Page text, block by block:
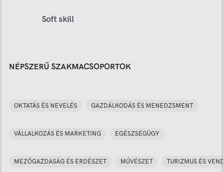
Soft skill
NÉPSZERŰ SZAKMACSOPORTOK
OKTATÁS ÉS NEVELÉS GAZDÁLKODÁS ÉS MENEDZSMENT
VÁLLALKOZÁS ÉS MARKETING EGÉSZSÉGÜGY
MEZŐGAZDASÁG ÉS ERDÉSZET MŰVÉSZET TURIZMUS ÉS